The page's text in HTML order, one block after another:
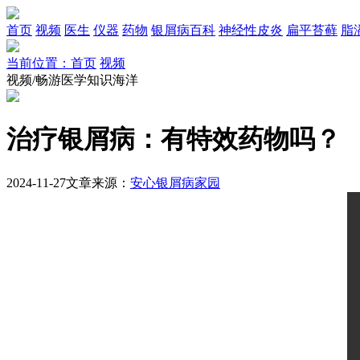
首页 视频 医生 仪器 药物 银屑病百科 神经性皮炎 扁平苔藓 脂
当前位置：首页 视频
视频/畅游医学知识海洋
治疗银屑病：有特效药物吗？
2024-11-27文章来源： 安心银屑病家园